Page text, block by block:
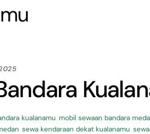
kualanamu mobil sewaan bandara
sewa kendaraan dekat kualanamu